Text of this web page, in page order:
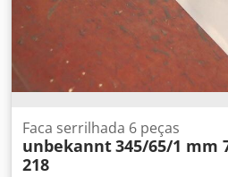
Faca serrilhada 6 peças
unbekannt345/65/1 mm
218